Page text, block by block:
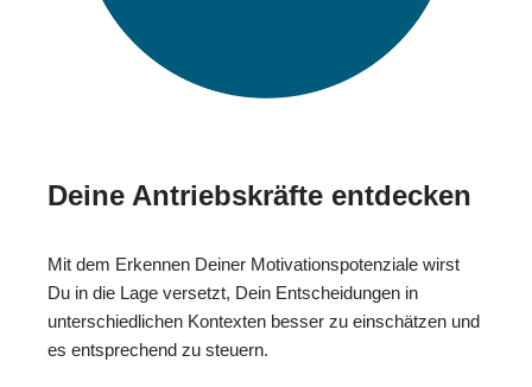
Deine Antriebskräfte entdecken
Mit dem Erkennen Deiner Motivationspotenziale wirst
Du in die Lage versetzt, Dein Entscheidungen in
unterschiedlichen Kontexten besser zu einschätzen und
es entsprechend zu steuern.